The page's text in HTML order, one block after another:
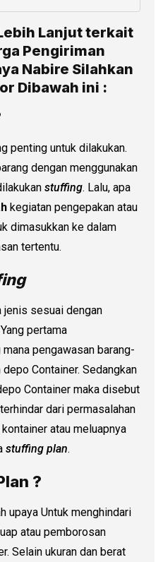
Lanjut terkait
Pengiriman
Nabire Silahkan
Dibawah ini :
penting untuk dilakukan.
dengan menggunakan
stuffing. Lalu, apa
kegiatan pengepakan atau
dimasukkan ke dalam
tertentu.
sesuai dengan
pertama
pengawasan barang-
Container. Sedangkan
Container maka disebut
terhindar dari permasalahan
atau meluapnya
stuffing plan.
?
upaya Untuk menghindari
atau pemborosan
Selain ukuran dan berat